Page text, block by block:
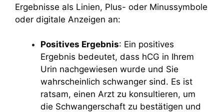
Ergebnisse als Linien, Plus- oder Minussymbole
oder digitale Anzeigen an:
Positives Ergebnis: Ein positives
Ergebnis bedeutet, dass hCG in Ihrem
Urin nachgewiesen wurde und Sie
wahrscheinlich schwanger sind. Es ist
ratsam, einen Arzt zu konsultieren, um
die Schwangerschaft zu bestätigen und